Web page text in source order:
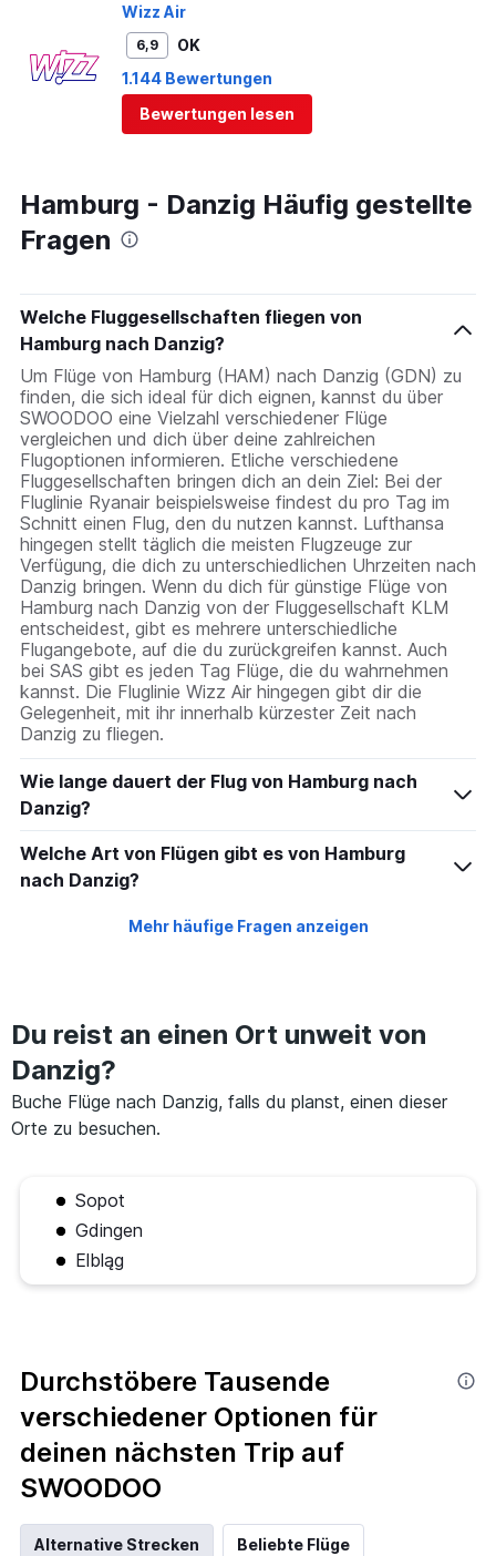
Wizz Air
6,9
OK
1.144 Bewertungen
Bewertungen lesen
Hamburg - Danzig Häufig gestellte
Fragen
Welche Fluggesellschaften fliegen von
Hamburg nach Danzig?
Um Flüge von Hamburg (HAM) nach Danzig (GDN) zu
finden, die sich ideal für dich eignen, kannst du über
SWOODOO eine Vielzahl verschiedener Flüge
vergleichen und dich über deine zahlreichen
Flugoptionen informieren. Etliche verschiedene
Fluggesellschaften bringen dich an dein Ziel: Bei der
Fluglinie Ryanair beispielsweise findest du pro Tag im
Schnitt einen Flug, den du nutzen kannst. Lufthansa
hingegen stellt täglich die meisten Flugzeuge zur
Verfügung, die dich zu unterschiedlichen Uhrzeiten nach
Danzig bringen. Wenn du dich für günstige Flüge von
Hamburg nach Danzig von der Fluggesellschaft KLM
entscheidest, gibt es mehrere unterschiedliche
Flugangebote, auf die du zurückgreifen kannst. Auch
bei SAS gibt es jeden Tag Flüge, die du wahrnehmen
kannst. Die Fluglinie Wizz Air hingegen gibt dir die
Gelegenheit, mit ihr innerhalb kürzester Zeit nach
Danzig zu fliegen.
Wie lange dauert der Flug von Hamburg nach
Danzig?
Welche Art von Flügen gibt es von Hamburg
nach Danzig?
Mehr häufige Fragen anzeigen
Du reist an einen Ort unweit von
Danzig?
Buche Flüge nach Danzig, falls du planst, einen dieser
Orte zu besuchen.
Sopot
Gdingen
Elbląg
Durchstöbere Tausende
verschiedener Optionen für
deinen nächsten Trip auf
SWOODOO
Alternative Strecken Beliebte Flüge